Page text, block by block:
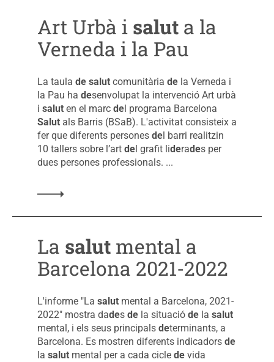
Art Urbà i saluta la
Verneda i la Pau
La taula de salutcomunitària dela Verneda i
la Pau ha desenvolupat la intervenció Art urbà
i saluten el marc del programa Barcelona
Salutals Barris (BSaB). L'activitat consisteix a
fer que diferents persones del barri realitzin
10 tallers sobre l’art del grafit liderades per
dues persones professionals. ...
La salutmental a
Barcelona 2021-2022
L'informe "La salutmental a Barcelona, 2021-
2022" mostra dades dela situació dela salut
mental, i els seus principals determinants, a
Barcelona. Es mostren diferents indicadors de
la salutmental per a cada cicle devida